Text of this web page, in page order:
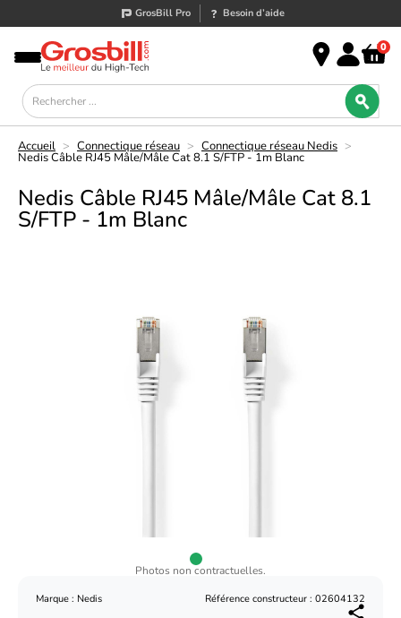
GrosBill Pro Besoin d’aide
0
Accueil > Connectique réseau > Connectique réseau Nedis >
Nedis Câble RJ45 Mâle/Mâle Cat 8.1 S/FTP - 1m Blanc
Nedis Câble RJ45 Mâle/Mâle Cat 8.1
S/FTP - 1m Blanc
Photos non contractuelles.
Marque : Nedis Référence constructeur : 02604132